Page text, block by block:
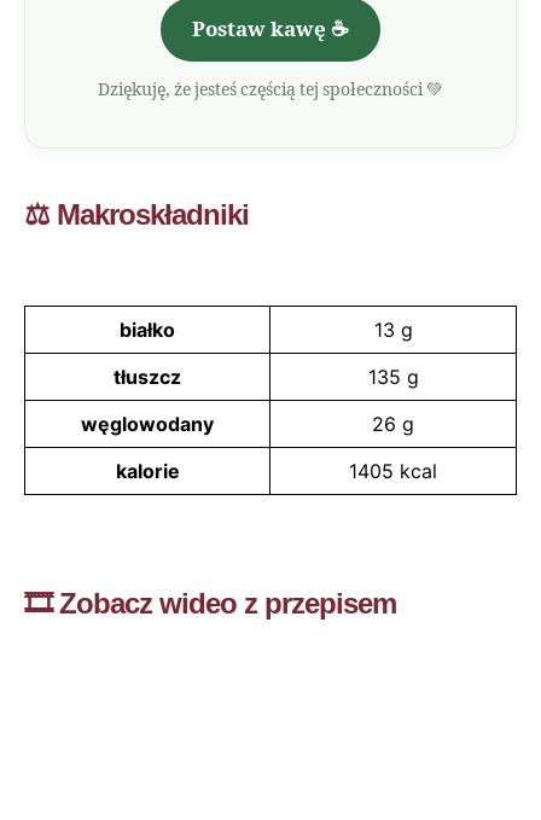
Postaw kawę ☕
Dziękuję, że jesteś częścią tej społeczności 💚
⚖️ Makroskładniki
białko
13 g
tłuszcz
135 g
węglowodany
26 g
kalorie
1405 kcal
🎞️ Zobacz wideo z przepisem